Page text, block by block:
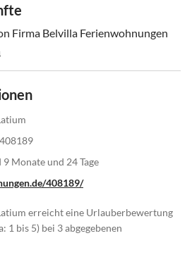
Firma Belvilla Ferienwohnungen
408189
9 Monate und 24 Tage
408189/
erreicht eine Urlauberbewertung
1 bis 5) bei 3 abgegebenen